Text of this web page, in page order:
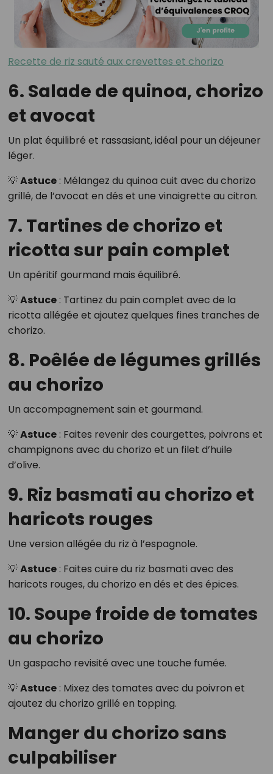
Recette de riz sauté aux crevettes et chorizo
6. Salade de quinoa, chorizo
et avocat
Un plat équilibré et rassasiant, idéal pour un déjeuner
léger.
💡Astuce: Mélangez du quinoa cuit avec du chorizo
grillé, de l’avocat en dés et une vinaigrette au citron.
7. Tartines de chorizo et
ricotta sur pain complet
Un apéritif gourmand mais équilibré.
💡Astuce: Tartinez du pain complet avec de la
ricotta allégée et ajoutez quelques fines tranches de
chorizo.
8. Poêlée de légumes grillés
au chorizo
Un accompagnement sain et gourmand.
💡Astuce: Faites revenir des courgettes, poivrons et
champignons avec du chorizo et un filet d’huile
d’olive.
9. Riz basmati au chorizo et
haricots rouges
Une version allégée du riz à l’espagnole.
💡Astuce: Faites cuire du riz basmati avec des
haricots rouges, du chorizo en dés et des épices.
10. Soupe froide de tomates
au chorizo
Un gaspacho revisité avec une touche fumée.
💡Astuce: Mixez des tomates avec du poivron et
ajoutez du chorizo grillé en topping.
Manger du chorizo sans
culpabiliser